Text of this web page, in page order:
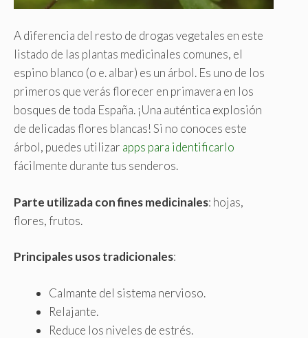
A diferencia del resto de drogas vegetales en este
listado de las plantas medicinales comunes, el
espino blanco (o e. albar) es un árbol. Es uno de los
primeros que verás florecer en primavera en los
bosques de toda España. ¡Una auténtica explosión
de delicadas flores blancas! Si no conoces este
árbol, puedes utilizar apps para identificarlo
fácilmente durante tus senderos.
Parte utilizada con fines medicinales: hojas,
flores, frutos.
Principales usos tradicionales:
Calmante del sistema nervioso.
Relajante.
Reduce los niveles de estrés.